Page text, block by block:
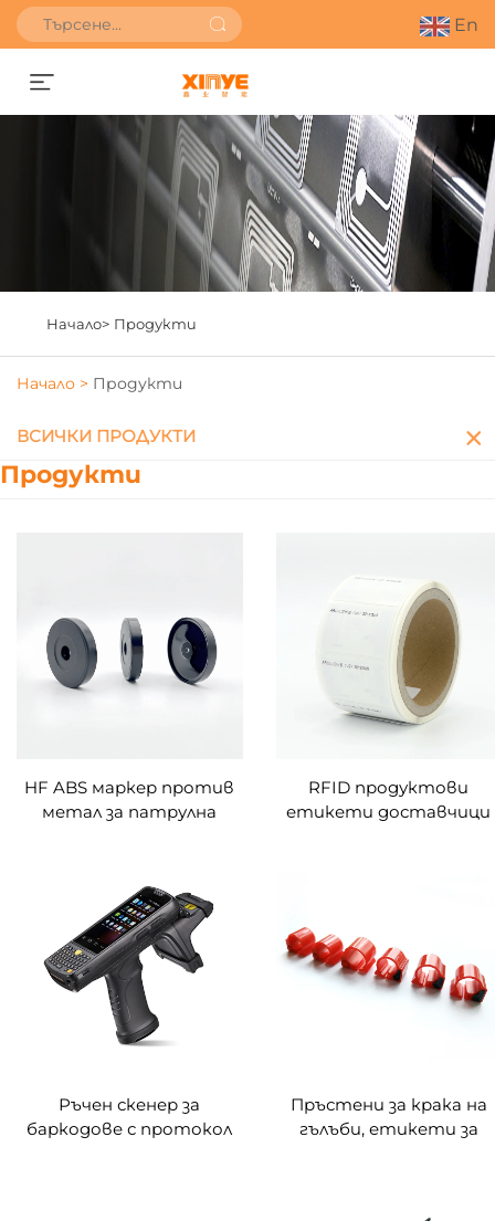
En
Получете оферта
Начало> Продукти
Начало > Продукти
ВСИЧКИ ПРОДУКТИ
Продукти
HF ABS маркер против
метал за патрулна
RFID продуктови
етикети доставчици
инвентара
Ръчен скенер за
баркодове с протокол
Пръстени за крака на
гълъби, етикети за